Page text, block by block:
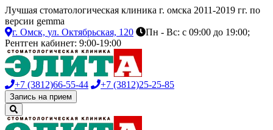
Лучшая стоматологическая клиника г. омска 2011-2019 гг. по
версии gemma
г. Омск, ул. Октябрьская, 120
Пн - Вс: с 09:00 до 19:00;
Рентген кабинет: 9:00-19:00
+7 (3812)66-55-44 +7 (3812)25-25-85
Запись на прием